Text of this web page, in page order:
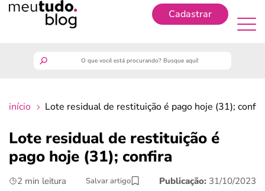
Cadastrar
finanças
benefícios
início Lote residual de restituição é pago hoje (31);
Lote residual de restituição é
pago hoje (31); confira
2 min leitura Salvar artigo Publicação: 31/10/2023